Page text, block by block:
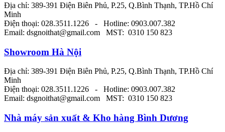
Địa chỉ: 389-391 Điện Biên Phủ, P.25, Q.Bình Thạnh, TP.Hồ Chí
Minh
Điện thoại: 028.3511.1226 - Hotline: 0903.007.382
Email: dsgnoithat@gmail.com MST: 0310 150 823
Showroom Hà Nội
Địa chỉ: 389-391 Điện Biên Phủ, P.25, Q.Bình Thạnh, TP.Hồ Chí
Minh
Điện thoại: 028.3511.1226 - Hotline: 0903.007.382
Email: dsgnoithat@gmail.com MST: 0310 150 823
Nhà máy sản xuất & Kho hàng Bình Dương